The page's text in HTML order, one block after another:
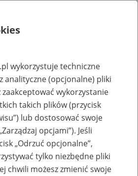
lub
zakładów pracy
wykorzystuje techniczne
analityczne (opcjonalne) pliki
zaakceptować wykorzystanie
takich plików (przycisk
lub dostosować swoje
opcjami”). Jeśli
„Odrzuć opcjonalne”,
tylko niezbędne pliki
chwili możesz zmienić swoje